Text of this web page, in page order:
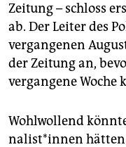
Zeitung – schloss
ab. Der Leiter des
vergangenen
der Zeitung an,
vergangene Woche
Wohlwollend
na­lis­t*in­nen